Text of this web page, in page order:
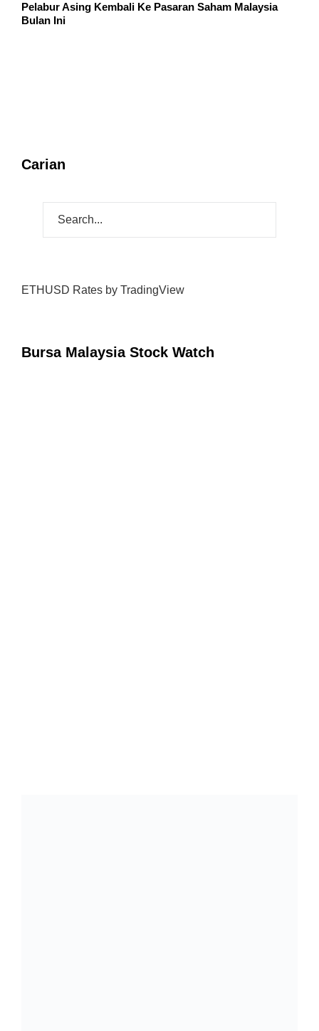
Pelabur Asing Kembali Ke Pasaran Saham Malaysia
Bulan Ini
Carian
ETHUSD Rates by TradingView
Bursa Malaysia Stock Watch